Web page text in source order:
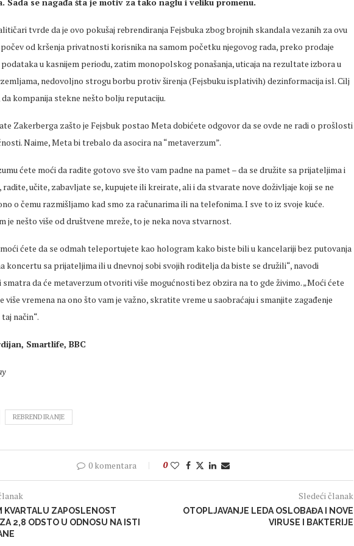
tvrde da je ovo pokušaj rebrendiranja Fejsbuka zbog brojnih skandala vezanih za ovu
od kršenja privatnosti korisnika na samom početku njegovog rada, preko prodaje
u kasnijem periodu, zatim monopolskog ponašanja, uticaja na rezultate izbora u
nedovoljno strogu borbu protiv širenja (Fejsbuku isplativih) dezinformacija isl. Cilj
da kompanija stekne nešto bolju reputaciju.
Zakerberga zašto je Fejsbuk postao Meta dobićete odgovor da se ovde ne radi o prošlosti
Naime, Meta bi trebalo da asocira na “metaverzum”.
ćete moći da radite gotovo sve što vam padne na pamet – da se družite sa prijateljima i
učite, zabavljate se, kupujete ili kreirate, ali i da stvarate nove doživljaje koji se ne
o čemu razmišljamo kad smo za računarima ili na telefonima. I sve to iz svoje kuće.
je nešto više od društvene mreže, to je neka nova stvarnost.
ćete da se odmah teleportujete kao hologram kako biste bili u kancelariji bez putovanja
koncertu sa prijateljima ili u dnevnoj sobi svojih roditelja da biste se družili“, navodi
smatra da će metaverzum otvoriti više mogućnosti bez obzira na to gde živimo. „Moći ćete
više vremena na ono što vam je važno, skratite vreme u saobraćaju i smanjite zagađenje
način“.
Smartlife, BBC
REBRENDIRANJE
0 komentara 0
KVARTALU ZAPOSLENOST
2,8 ODSTO U ODNOSU NA ISTI
Sledeći članak
OTOPLJAVANJE LEDA OSLOBAĐA I NOVE
VIRUSE I BAKTERIJE